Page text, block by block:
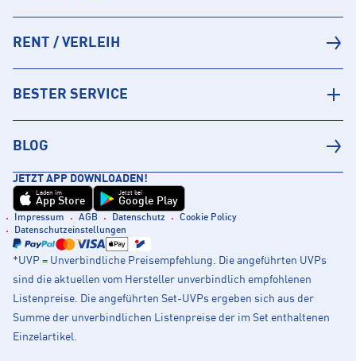
RENT / VERLEIH
BESTER SERVICE
BLOG
JETZT APP DOWNLOADEN!
Laden im
App Store
Jetzt bei
Google Play
Impressum AGB Datenschutz
Cookie Policy
Datenschutzeinstellungen
*UVP = Unverbindliche Preisempfehlung. Die angeführten UVPs
sind die aktuellen vom Hersteller unverbindlich empfohlenen
Listenpreise. Die angeführten Set-UVPs ergeben sich aus der
Summe der unverbindlichen Listenpreise der im Set enthaltenen
Einzelartikel.